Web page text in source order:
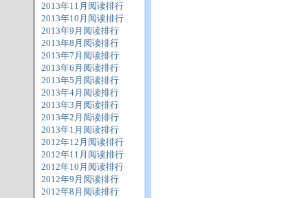
2013年11月阅读排行
2013年10月阅读排行
2013年9月阅读排行
2013年8月阅读排行
2013年7月阅读排行
2013年6月阅读排行
2013年5月阅读排行
2013年4月阅读排行
2013年3月阅读排行
2013年2月阅读排行
2013年1月阅读排行
2012年12月阅读排行
2012年11月阅读排行
2012年10月阅读排行
2012年9月阅读排行
2012年8月阅读排行